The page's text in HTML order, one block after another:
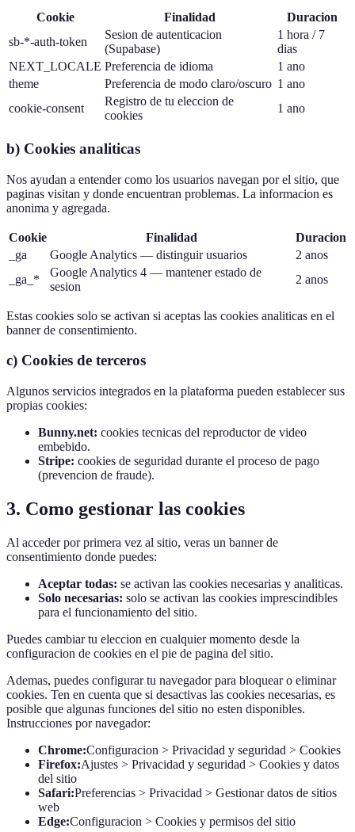
Cookie Finalidad
Duracion
sb-*-auth-token
Sesion de autenticacion
(Supabase)
1 hora / 7
dias
NEXT_LOCALE Preferencia de idioma
1 ano
theme
Preferencia de modo claro/oscuro 1 ano
cookie-consent
Registro de tu eleccion de
cookies
1 ano
b) Cookies analiticas
Nos ayudan a entender como los usuarios navegan por el sitio, que
paginas visitan y donde encuentran problemas. La informacion es
anonima y agregada.
Cookie Finalidad
Duracion
_ga
Google Analytics — distinguir usuarios
2 anos
_ga_*
Google Analytics 4 — mantener estado de
sesion
2 anos
Estas cookies solo se activan si aceptas las cookies analiticas en el
banner de consentimiento.
c) Cookies de terceros
Algunos servicios integrados en la plataforma pueden establecer sus
propias cookies:
Bunny.net: cookies tecnicas del reproductor de video
embebido.
Stripe: cookies de seguridad durante el proceso de pago
(prevencion de fraude).
3. Como gestionar las cookies
Al acceder por primera vez al sitio, veras un banner de
consentimiento donde puedes:
Aceptar todas: se activan las cookies necesarias y analiticas.
Solo necesarias: solo se activan las cookies imprescindibles
para el funcionamiento del sitio.
Puedes cambiar tu eleccion en cualquier momento desde la
configuracion de cookies en el pie de pagina del sitio.
Ademas, puedes configurar tu navegador para bloquear o eliminar
cookies. Ten en cuenta que si desactivas las cookies necesarias, es
posible que algunas funciones del sitio no esten disponibles.
Instrucciones por navegador:
Chrome:Configuracion > Privacidad y seguridad > Cookies
Firefox:Ajustes > Privacidad y seguridad > Cookies y datos
del sitio
Safari:Preferencias > Privacidad > Gestionar datos de sitios
web
Edge:Configuracion > Cookies y permisos del sitio